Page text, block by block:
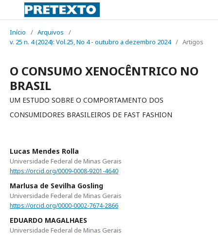
Início / Arquivos
/
v. 25 n. 4 (2024): Vol.25, No 4 - outubro a dezembro 2024 / Artigos
O CONSUMO XENOCÊNTRICO NO
BRASIL
UM ESTUDO SOBRE O COMPORTAMENTO DOS
CONSUMIDORES BRASILEIROS DE FAST FASHION
Lucas Mendes Rolla
Universidade Federal de Minas Gerais
https://orcid.org/0009-0008-9201-4640
Marlusa de Sevilha Gosling
Universidade Federal de Minas Gerais
https://orcid.org/0000-0002-7674-2866
EDUARDO MAGALHAES
Universidade Federal de Minas Gerais